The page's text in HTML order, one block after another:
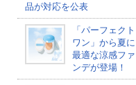
品が対応を公表
「パーフェクト
ワン」から夏に
最適な涼感ファ
ンデが登場！